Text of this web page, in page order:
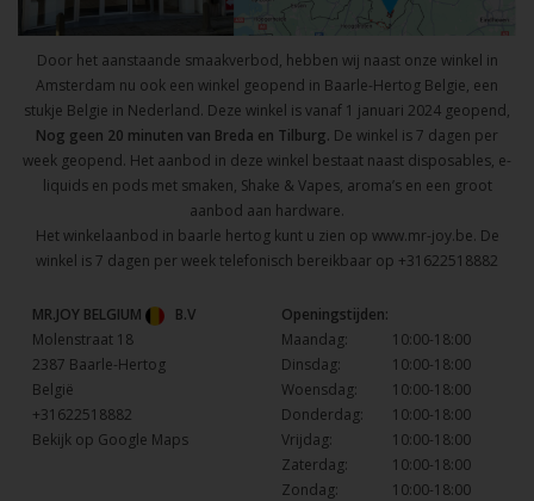
Door het aanstaande smaakverbod, hebben wij naast onze winkel in
Amsterdam nu ook een winkel geopend in Baarle-Hertog Belgie, een
stukje Belgie in Nederland. Deze winkel is vanaf 1 januari 2024 geopend,
Nog geen 20 minuten van Breda en Tilburg. De winkel is 7 dagen per
week geopend. Het aanbod in deze winkel bestaat naast disposables, e-
liquids en pods met smaken, Shake & Vapes, aroma’s en een groot
aanbod aan hardware.
Het winkelaanbod in baarle hertog kunt u zien op www.mr-joy.be. De
winkel is 7 dagen per week telefonisch bereikbaar op +31622518882
MR.JOY BELGIUM
B.V
Molenstraat 18
2387 Baarle-Hertog
België
+31622518882
Bekijk op Google Maps
Openingstijden:
Maandag:
10:00-18:00
Dinsdag:
10:00-18:00
Woensdag:
10:00-18:00
Donderdag:
10:00-18:00
Vrijdag:
10:00-18:00
Zaterdag:
10:00-18:00
Zondag:
10:00-18:00